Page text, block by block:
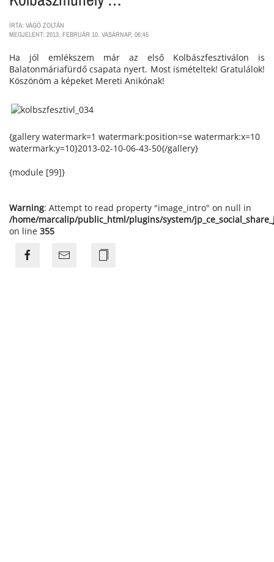
ÍRTA: VÁGÓ ZOLTÁN
MEGJELENT: 2013. FEBRUÁR 10. VASÁRNAP, 06:45
Ha jól emlékszem már az első Kolbászfesztiválon is
Balatonmáriafürdő csapata nyert. Most ismételtek! Gratulálok!
Köszönöm a képeket Mereti Anikónak!
{gallery watermark=1 watermark:position=se watermark:x=10
watermark:y=10}2013-02-10-06-43-50{/gallery}
{module [99]}
Warning: Attempt to read property "image_intro" on null in
/home/marcalip/public_html/plugins/system/
on line 355